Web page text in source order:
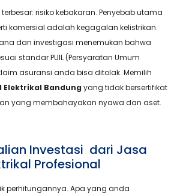
risiko kebakaran. Penyebab utama
komersial adalah kegagalan kelistrikan.
dan investigasi menemukan bahwa
standar PUIL (Persyaratan Umum
asuransi anda bisa ditolak. Memilih
Elektrikal Bandung yang tidak bersertifikat
yang membahayakan nyawa dan aset.
Investasi dari Jasa
Profesional
perhitungannya. Apa yang anda